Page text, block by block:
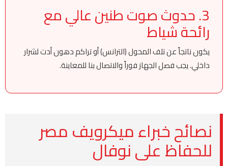
3. حدوث صوت طنين عالي مع
رائحة شياط
يكون ناتجاً عن تلف المحول (الترانس) أو تراكم دهون أدت لشرار
داخلي. يجب فصل الجهاز فوراً والاتصال بنا للمعاينة.
نصائح خبراء ميكرويف مصر
للحفاظ على نوفال